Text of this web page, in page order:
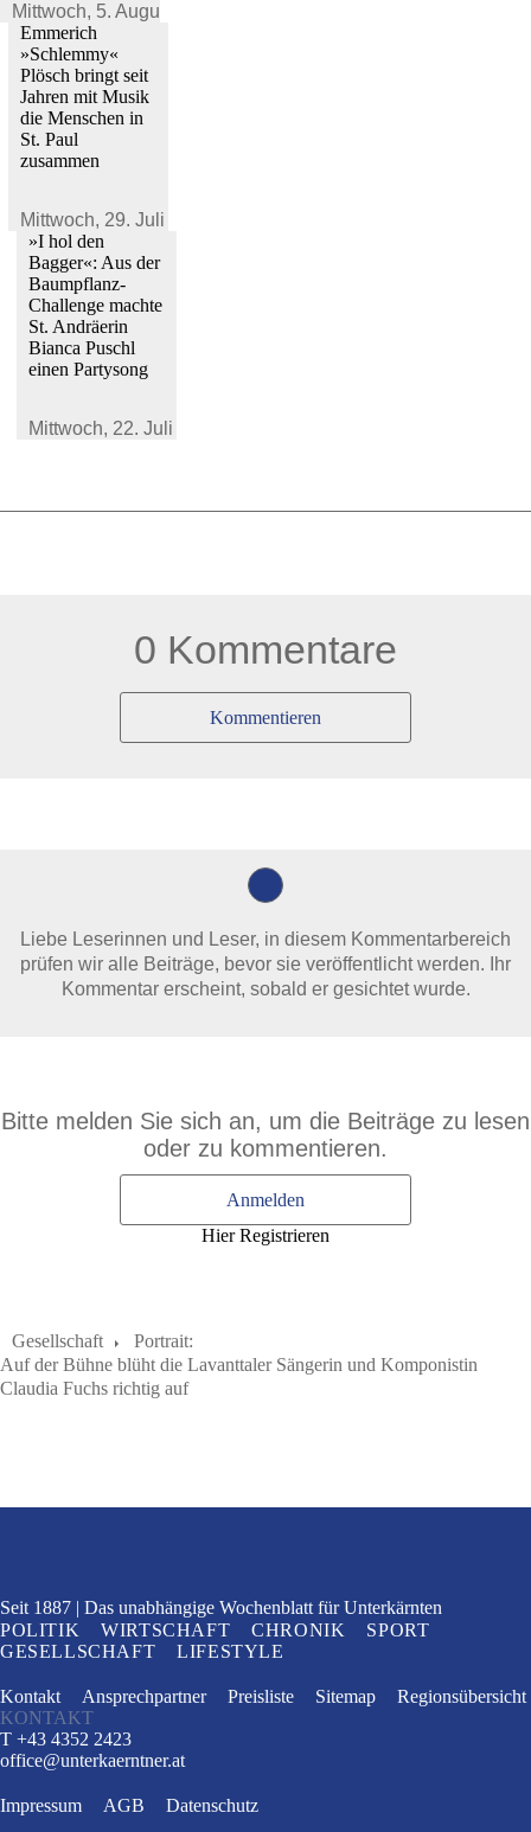
Mittwoch, 5. August 2026
Emmerich
»Schlemmy«
Plösch bringt seit
Jahren mit Musik
die Menschen in
St. Paul
zusammen
Mittwoch, 29. Juli 2026
»I hol den
Bagger«: Aus der
Baumpflanz-
Challenge machte
St. Andräerin
Bianca Puschl
einen Partysong
Mittwoch, 22. Juli 2026
0 Kommentare
Kommentieren
Liebe Leserinnen und Leser, in diesem Kommentarbereich
prüfen wir alle Beiträge, bevor sie veröffentlicht werden. Ihr
Kommentar erscheint, sobald er gesichtet wurde.
Bitte melden Sie sich an, um die Beiträge zu lesen
oder zu kommentieren.
Anmelden
Hier Registrieren
Gesellschaft
Portrait:
Auf der Bühne blüht die Lavanttaler Sängerin und Komponistin
Claudia Fuchs richtig auf
Seit 1887 Das unabhängige Wochenblatt für Unterkärnten
POLITIK
WIRTSCHAFT CHRONIK
SPORT
GESELLSCHAFT
LIFESTYLE
Kontakt Ansprechpartner Preisliste Sitemap
Regionsübersicht
KONTAKT
T +43 4352 2423
office@unterkaerntner.at
Impressum AGB Datenschutz